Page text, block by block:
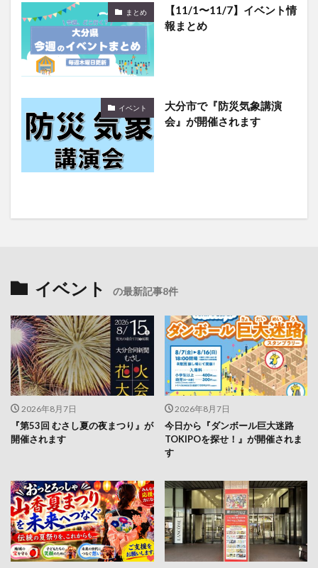
まとめ
【11/1〜11/7】イベント情
報まとめ
イベント
大分市で『防災気象講演
会』が開催されます
イベント の最新記事8件
2026年8月7日
『第53回 むさし夏の夜まつり』が
開催されます
2026年8月7日
今日から『ダンボール巨大迷路
TOKIPOを探せ！』が開催されま
す